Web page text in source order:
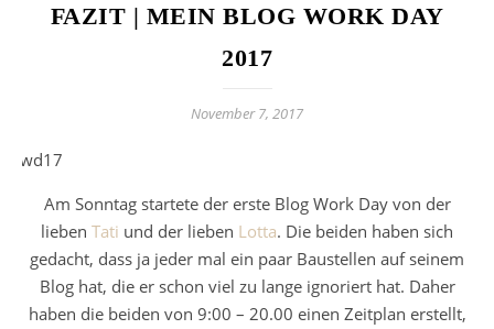
FAZIT | MEIN BLOG WORK DAY
2017
November 7, 2017
Am Sonntag startete der erste Blog Work Day von der
lieben Tati und der lieben Lotta. Die beiden haben sich
gedacht, dass ja jeder mal ein paar Baustellen auf seinem
Blog hat, die er schon viel zu lange ignoriert hat. Daher
haben die beiden von 9:00 – 20.00 einen Zeitplan erstellt,